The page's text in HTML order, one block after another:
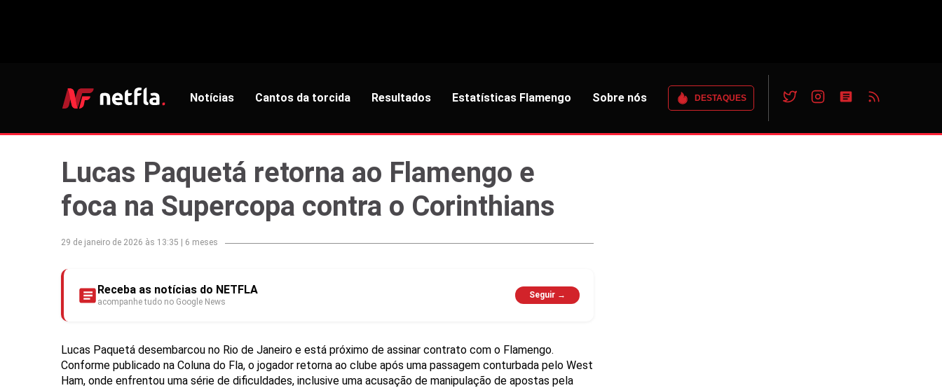
Notícias Cantos da torcida Resultados Estatísticas Flamengo Sobre nós DESTAQUES
Lucas Paquetá retorna ao Flamengo e
foca na Supercopa contra o Corinthians
29 de janeiro de 2026 às 13:35 6 meses
Receba as notícias do NETFLA
acompanhe tudo no Google News
Seguir →
Lucas Paquetá desembarcou no Rio de Janeiro e está próximo de assinar contrato com o Flamengo.
Conforme publicado na Coluna do Fla, o jogador retorna ao clube após uma passagem conturbada pelo West
Ham, onde enfrentou uma série de dificuldades, inclusive uma acusação de manipulação de apostas pela